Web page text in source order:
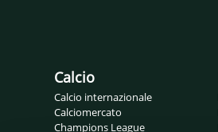
Calcio
Calcio internazionale
Calciomercato
Champions League